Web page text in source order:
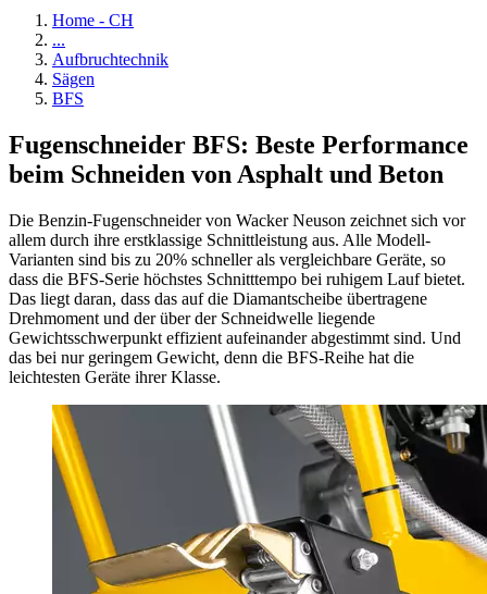
Home - CH
...
Aufbruchtechnik
Sägen
BFS
Fugenschneider BFS: Beste Performance
beim Schneiden von Asphalt und Beton
Die Benzin-Fugenschneider von Wacker Neuson zeichnet sich vor
allem durch ihre erstklassige Schnittleistung aus. Alle Modell-
Varianten sind bis zu 20% schneller als vergleichbare Geräte, so
dass die BFS-Serie höchstes Schnitttempo bei ruhigem Lauf bietet.
Das liegt daran, dass das auf die Diamantscheibe übertragene
Drehmoment und der über der Schneidwelle liegende
Gewichtsschwerpunkt effizient aufeinander abgestimmt sind. Und
das bei nur geringem Gewicht, denn die BFS-Reihe hat die
leichtesten Geräte ihrer Klasse.